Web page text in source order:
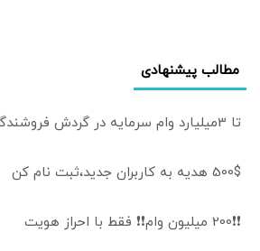
مطالب پیشنهادی
تا 3میلیارد وام سرمایه در گردش فروشندگان
500$ هدیه به کاربران جدید،ثبت نام کن
❗❗200 میلیون وام❗❗ فقط با احراز هویت